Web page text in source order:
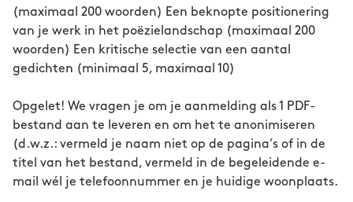
(maximaal 200 woorden) Een beknopte positionering
van je werk in het poëzielandschap (maximaal 200
woorden) Een kritische selectie van een aantal
gedichten (minimaal 5, maximaal 10)
Opgelet! We vragen je om je aanmelding als 1 PDF-
bestand aan te leveren en om het te anonimiseren
(d.w.z.: vermeld je naam niet op de pagina’s of in de
titel van het bestand, vermeld in de begeleidende e-
mail wél je telefoonnummer en je huidige woonplaats.